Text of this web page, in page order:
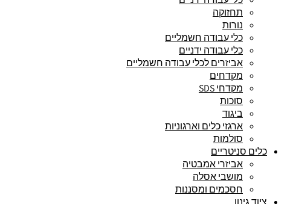
תחזוקה
נורות
כלי עבודה חשמליים
כלי עבודה ידניים
אביזרים לכלי עבודה חשמליים
מקדחים
מקדחי SDS
סוכות
ביגוד
ארגזי כלים וארגוניות
סולמות
כלים סניטריים
אביזרי אמבטיה
מושבי אסלה
חסכמים ומסננות